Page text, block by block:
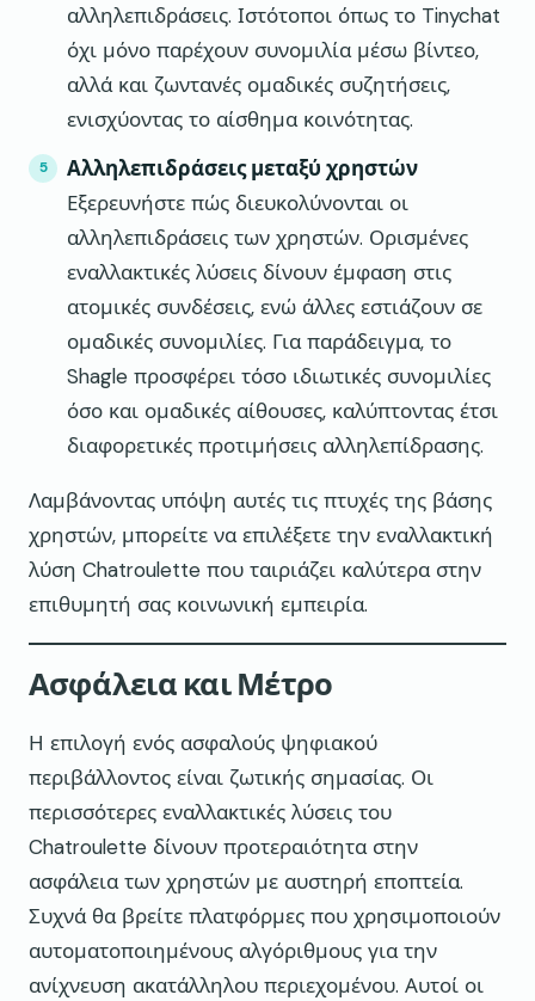
αλληλεπιδράσεις. Ιστότοποι όπως το Tinychat
όχι μόνο παρέχουν συνομιλία μέσω βίντεο,
αλλά και ζωντανές ομαδικές συζητήσεις,
ενισχύοντας το αίσθημα κοινότητας.
Αλληλεπιδράσεις μεταξύ χρηστών
Εξερευνήστε πώς διευκολύνονται οι
αλληλεπιδράσεις των χρηστών. Ορισμένες
εναλλακτικές λύσεις δίνουν έμφαση στις
ατομικές συνδέσεις, ενώ άλλες εστιάζουν σε
ομαδικές συνομιλίες. Για παράδειγμα, το
Shagle προσφέρει τόσο ιδιωτικές συνομιλίες
όσο και ομαδικές αίθουσες, καλύπτοντας έτσι
διαφορετικές προτιμήσεις αλληλεπίδρασης.
Λαμβάνοντας υπόψη αυτές τις πτυχές της βάσης
χρηστών, μπορείτε να επιλέξετε την εναλλακτική
λύση Chatroulette που ταιριάζει καλύτερα στην
επιθυμητή σας κοινωνική εμπειρία.
Ασφάλεια και Μέτρο
Η επιλογή ενός ασφαλούς ψηφιακού
περιβάλλοντος είναι ζωτικής σημασίας. Οι
περισσότερες εναλλακτικές λύσεις του
Chatroulette δίνουν προτεραιότητα στην
ασφάλεια των χρηστών με αυστηρή εποπτεία.
Συχνά θα βρείτε πλατφόρμες που χρησιμοποιούν
αυτοματοποιημένους αλγόριθμους για την
ανίχνευση ακατάλληλου περιεχομένου. Αυτοί οι